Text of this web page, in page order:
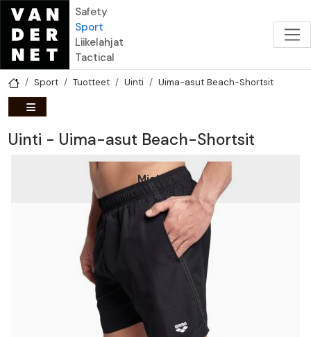
Hyppää pääsisältöön
Safety
Sport
Liikelahjat
Tactical
Sport Tuotteet Uinti Uima-asut Beach-Shortsit
Uinti - Uima-asut Beach-Shortsit
Miehet